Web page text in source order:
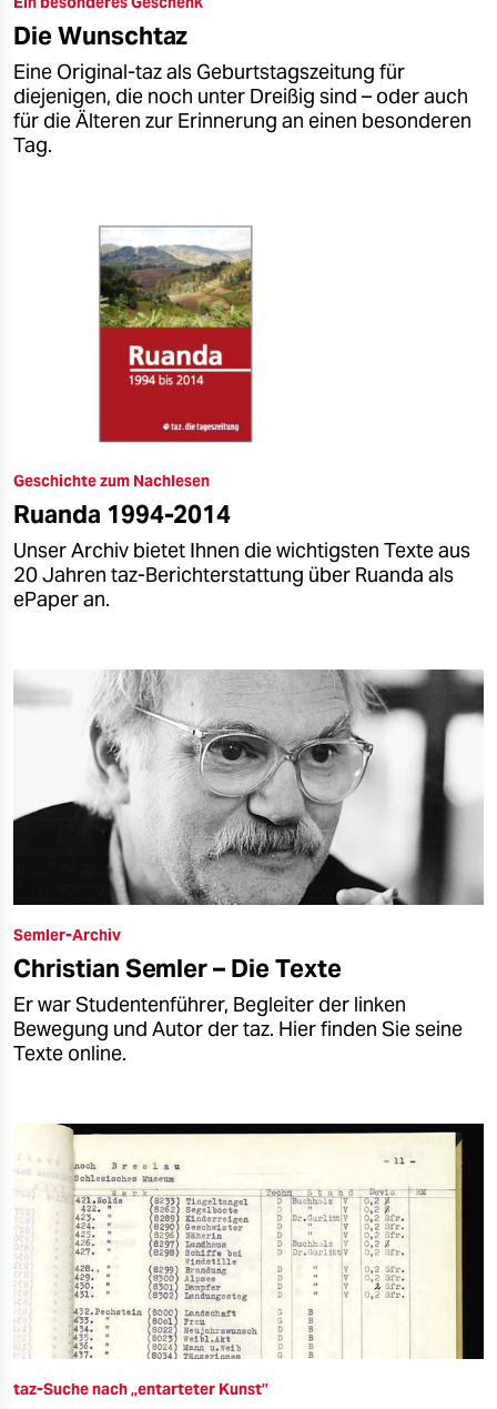
epaper login
Die Wunschtaz
Eine Original-taz als Geburtstagszeitung für
diejenigen, die noch unter Dreißig sind – oder auch
für die Älteren zur Erinnerung an einen besonderen
Tag.
Geschichte zum Nachlesen
Ruanda 1994-2014
Unser Archiv bietet Ihnen die wichtigsten Texte aus
20 Jahren taz-Berichterstattung über Ruanda als
ePaper an.
Semler-Archiv
Christian Semler – Die Texte
Er war Studentenführer, Begleiter der linken
Bewegung und Autor der taz. Hier finden Sie seine
Texte online.
taz-Suche nach „entarteter Kunst”